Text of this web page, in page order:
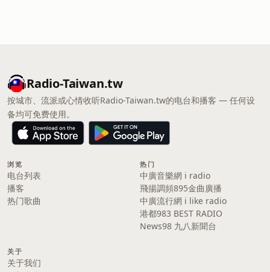
Radio-Taiwan.tw
按城市、流派或心情收听Radio-Taiwan.tw的电台和播客 — 任何设
备均可免费使用。
浏览
电台列表
播客
热门歌曲
热门
中廣音樂網 i radio
飛揚調頻895金曲廣播
中廣流行網 i like radio
港都983 BEST RADIO
News98 九八新聞台
关于
关于我们